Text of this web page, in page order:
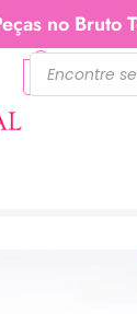
no Bruto